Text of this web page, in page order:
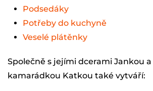
Podsedáky
Potřeby do kuchyně
Veselé plátěnky
Společně s jejími dcerami Jankou
kamarádkou Katkou také vytváří: